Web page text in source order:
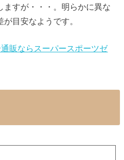
ますが・・・。明らかに異な
目安なようです。
販ならスーパースポーツゼ